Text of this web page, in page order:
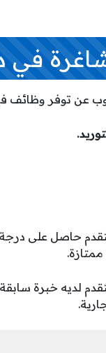
في
عن توفر وظائف في
حاصل على